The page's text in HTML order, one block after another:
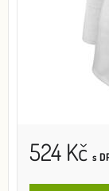
524 Kč s